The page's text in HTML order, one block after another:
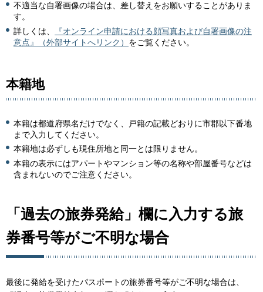
不適当な自署画像の場合は、差し替えをお願いすることがありま
す。
詳しくは、
『オンライン申請における顔写真および自署画像の注
意点』（外部サイトへリンク） をご覧ください。
本籍地
本籍は都道府県名だけでなく、戸籍の記載どおりに市郡以下番地
まで入力してください。
本籍地は必ずしも現住所地と同一とは限りません。
本籍の表示にはアパートやマンション等の名称や部屋番号などは
含まれないのでご注意ください。
「過去の旅券発給」欄に入力する旅
券番号等がご不明な場合
最後に発給を受けたパスポートの旅券番号等がご不明な場合は、